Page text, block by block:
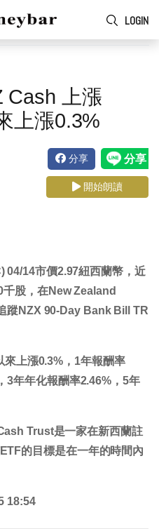
LOGIN
Cash 上漲
上漲0.3%
分享
開始朗讀
04/14市價2.97紐西蘭幣，近
千股，在New Zealand
蹤NZX 90-Day Bank Bill TR
來上漲0.3% ，1年報酬率
，3年年化報酬率2.46% ，5年
Trust是一家在新西蘭註
的目標是在一年的時間內
18:54